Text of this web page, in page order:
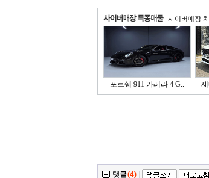
사이버매장
포르쉐 911 카레라 4 G..
댓글(4)